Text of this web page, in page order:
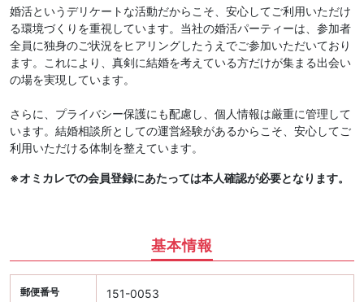
婚活というデリケートな活動だからこそ、安心してご利用いただけ
る環境づくりを重視しています。当社の婚活パーティーは、参加者
全員に独身のご状況をヒアリングしたうえでご参加いただいており
ます。これにより、真剣に結婚を考えている方だけが集まる出会い
の場を実現しています。
さらに、プライバシー保護にも配慮し、個人情報は厳重に管理して
います。結婚相談所としての運営経験があるからこそ、安心してご
利用いただける体制を整えています。
※オミカレでの会員登録にあたっては本人確認が必要となります。
基本情報
郵便番号 151-0053